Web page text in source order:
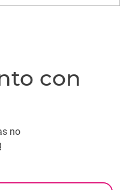
con
no